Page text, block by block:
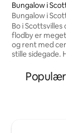
Bungalow i
Bungalow i
Bo i Scottsvilles
flodby er meget venlig.
og rent med
stille sidegade.
Nature-
bryggeriet og
cirka 32